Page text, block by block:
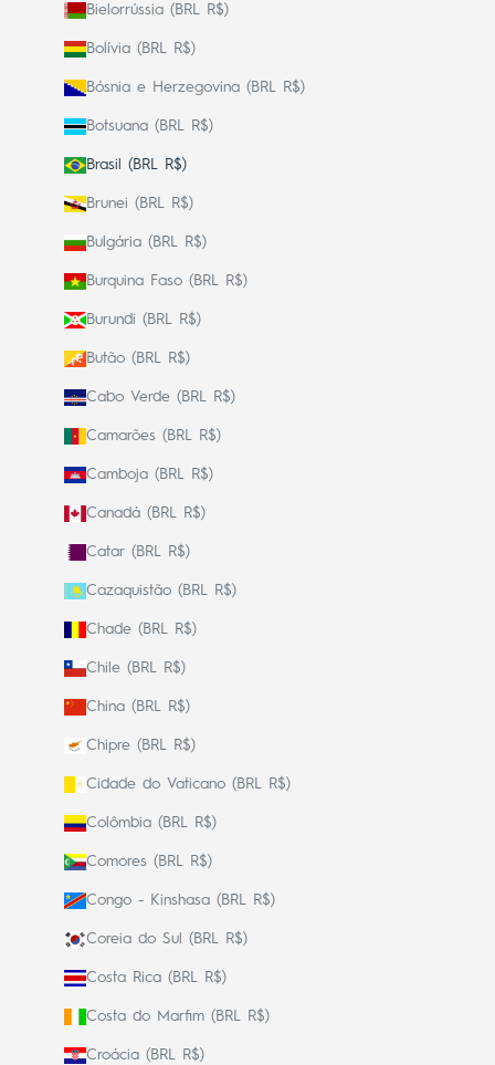
Bielorrússia (BRL R$)
Bolívia (BRL R$)
Bósnia e Herzegovina (BRL R$)
Botsuana (BRL R$)
Brasil (BRL R$)
Brunei (BRL R$)
Bulgária (BRL R$)
Burquina Faso (BRL R$)
Burundi (BRL R$)
Butão (BRL R$)
Cabo Verde (BRL R$)
Camarões (BRL R$)
Camboja (BRL R$)
Canadá (BRL R$)
Catar (BRL R$)
Cazaquistão (BRL R$)
Chade (BRL R$)
Chile (BRL R$)
China (BRL R$)
Chipre (BRL R$)
Cidade do Vaticano (BRL R$)
Colômbia (BRL R$)
Comores (BRL R$)
Congo - Kinshasa (BRL R$)
Coreia do Sul (BRL R$)
Costa Rica (BRL R$)
Costa do Marfim (BRL R$)
Croácia (BRL R$)